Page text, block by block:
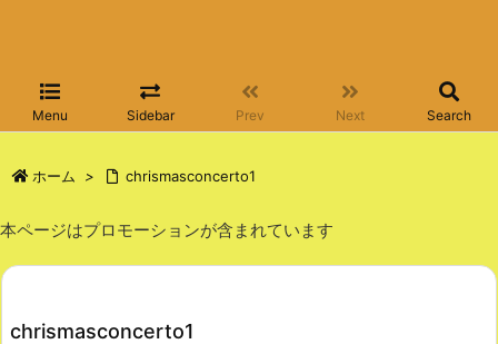
Menu Sidebar Prev Next Search
ホーム > chrismasconcerto1
本ページはプロモーションが含まれています
chrismasconcerto1